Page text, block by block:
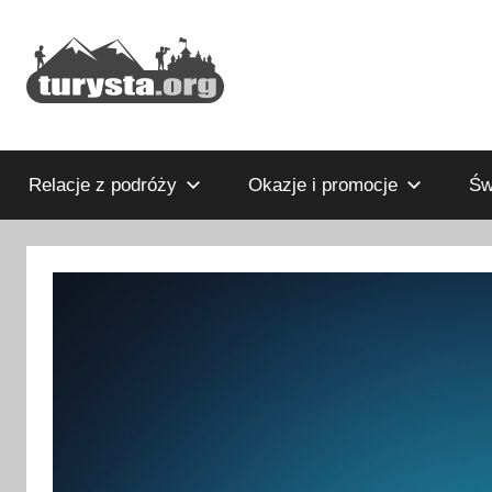
treści
Turysta.org
blog
podróżniczy
turystyczny
Relacje z podróży Okazje i promocje